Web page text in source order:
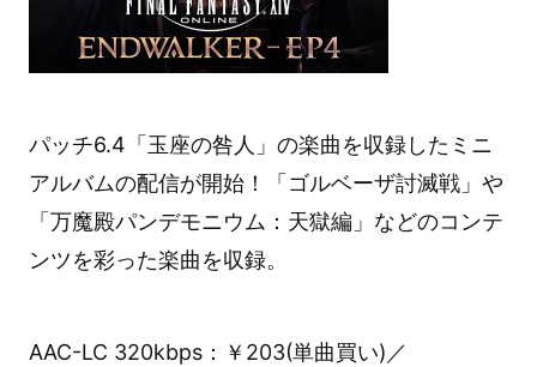
パッチ6.4「玉座の咎人」の楽曲を収録したミニ
アルバムの配信が開始！「ゴルベーザ討滅戦」や
「万魔殿パンデモニウム：天獄編」などのコンテ
ンツを彩った楽曲を収録。
AAC-LC 320kbps：￥203(単曲買い)／